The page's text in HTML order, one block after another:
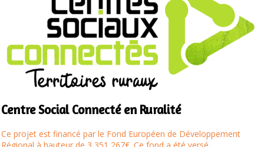
Centre Social Connecté en Ruralité
Ce projet est financé par le Fond Européen de Développement